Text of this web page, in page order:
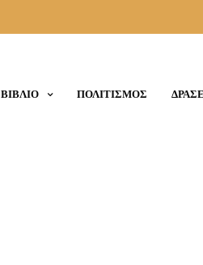
ΒΙΒΛΙΟ ΠΟΛΙΤΙΣΜΟΣ